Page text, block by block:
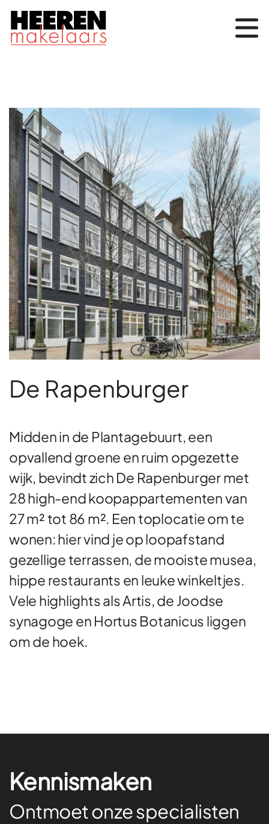
De Rapenburger
Midden in de Plantagebuurt, een
opvallend groene en ruim opgezette
wijk, bevindt zich De Rapenburger met
28 high-end koopappartementen van
27 m² tot 86 m². Een toplocatie om te
wonen: hier vind je op loopafstand
gezellige terrassen, de mooiste musea,
hippe restaurants en leuke winkeltjes.
Vele highlights als Artis, de Joodse
synagoge en Hortus Botanicus liggen
om de hoek.
Kennismaken
Ontmoet onze specialisten